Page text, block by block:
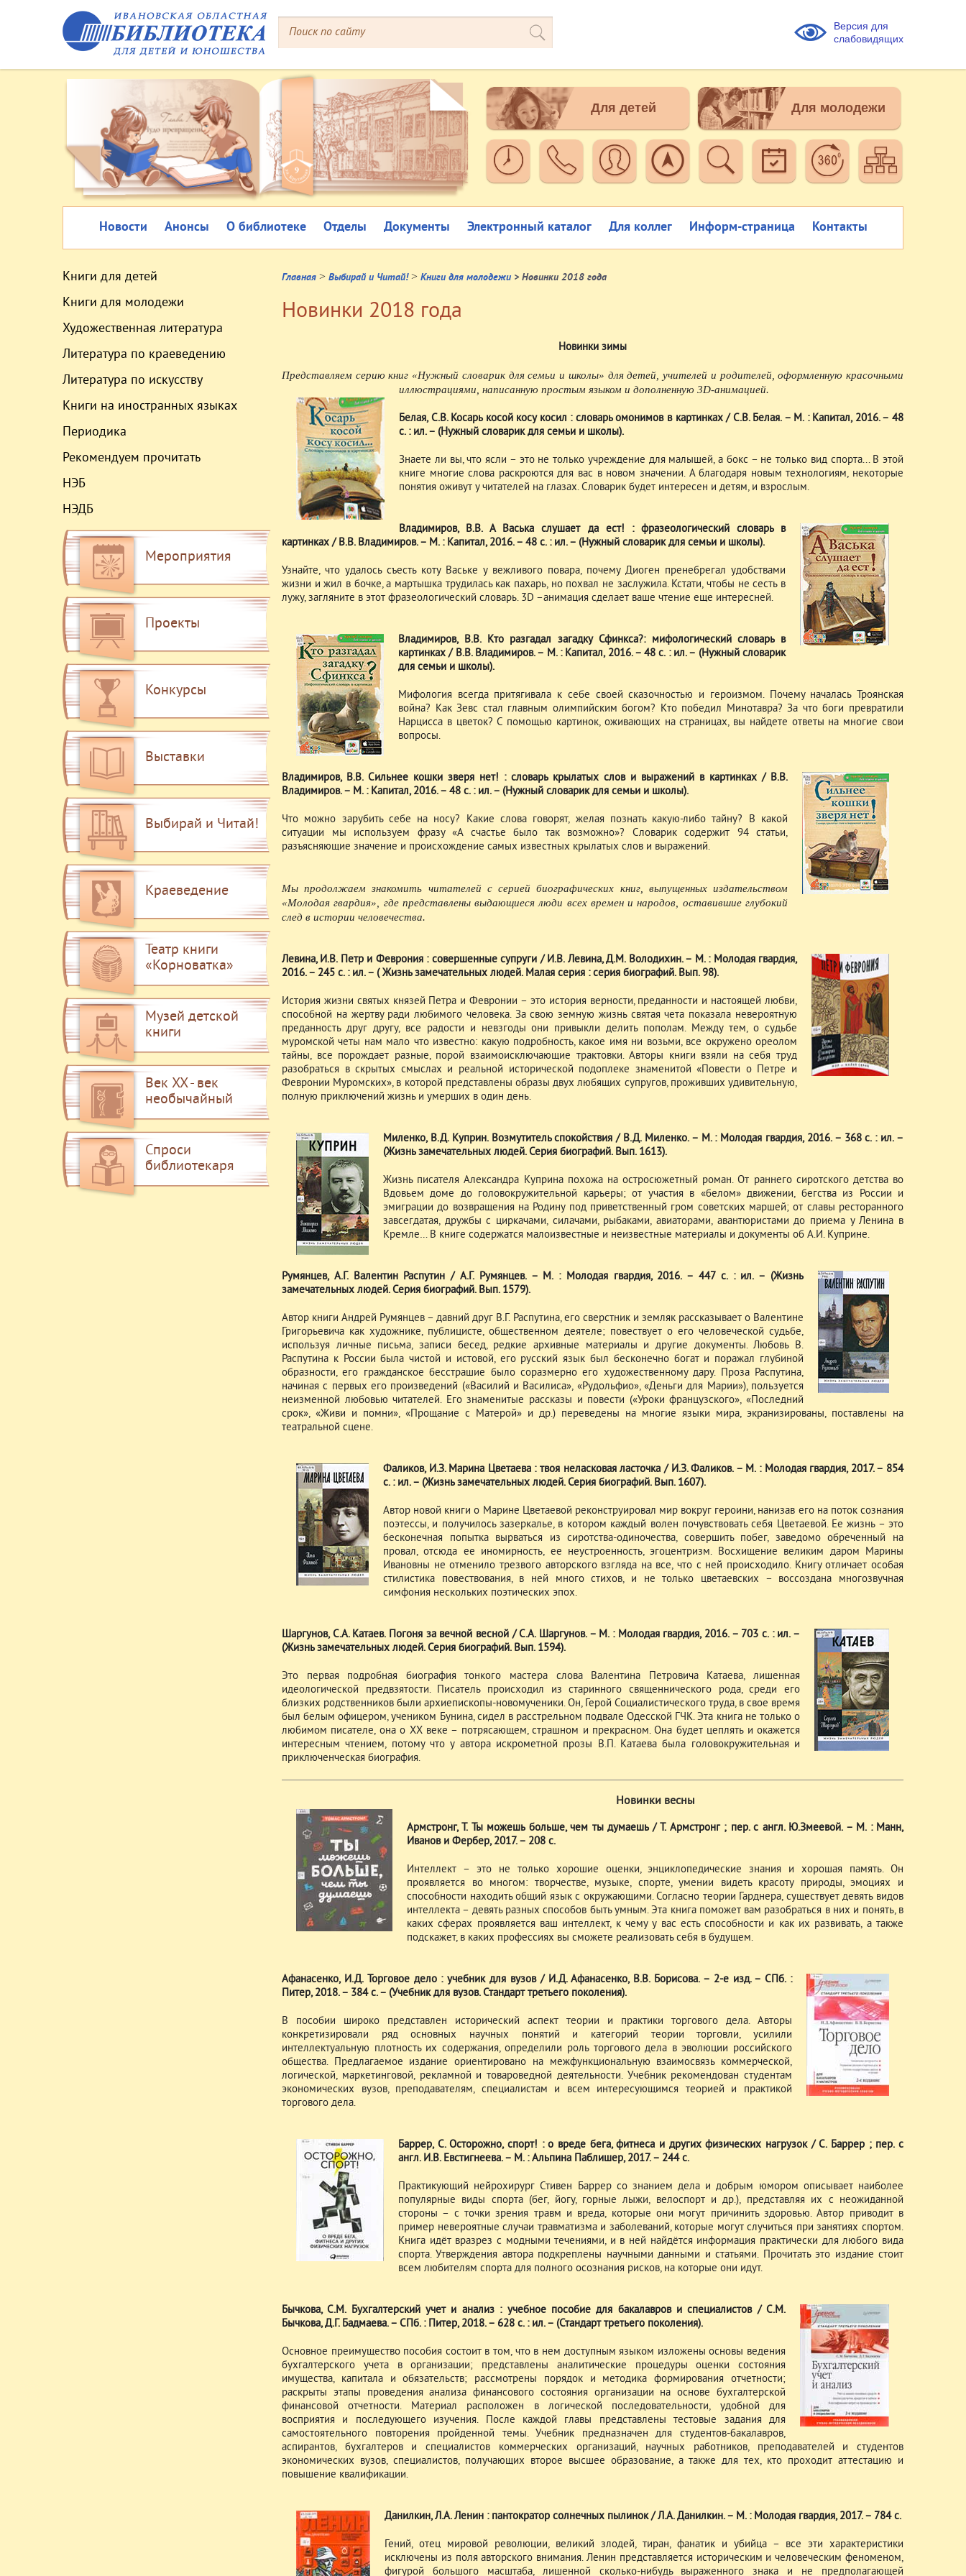
Версия для
слабовидящих
Для детей Для молодежи
Новости Анонсы О библиотеке Отделы Документы Электронный каталог Для коллег Информ-страница Контакты
Книги для детей
Книги для молодежи
Художественная литература
Литература по краеведению
Литература по искусству
Книги на иностранных языках
Периодика
Рекомендуем прочитать
НЭБ
НЭДБ
Мероприятия
Проекты
Конкурсы
Выставки
Выбирай и Читай!
Краеведение
Театр книги
«Корноватка»
Музей детской
книги
Век XX - век
необычайный
Спроси
библиотекаря
Главная > Выбирай и Читай! > Книги для молодежи > Новинки 2018 года
Новинки 2018 года
Новинки зимы
Представляем серию книг «Нужный словарик для семьи и школы» для детей, учителей и родителей, оформленную красочными
иллюстрациями, написанную простым языком и дополненную 3D-анимацией.
Белая, С.В. Косарь косой косу косил : словарь омонимов в картинках / С.В. Белая. – М. : Капитал, 2016. – 48
с. : ил. – (Нужный словарик для семьи и школы).
Знаете ли вы, что ясли – это не только учреждение для малышей, а бокс – не только вид спорта... В этой
книге многие слова раскроются для вас в новом значении. А благодаря новым технологиям, некоторые
понятия оживут у читателей на глазах. Словарик будет интересен и детям, и взрослым.
Владимиров, В.В. А Васька слушает да ест! : фразеологический словарь в
картинках / В.В. Владимиров. – М. : Капитал, 2016. – 48 с. : ил. – (Нужный словарик для семьи и школы).
Узнайте, что удалось съесть коту Ваське у вежливого повара, почему Диоген пренебрегал удобствами
жизни и жил в бочке, а мартышка трудилась как пахарь, но похвал не заслужила. Кстати, чтобы не сесть в
лужу, загляните в этот фразеологический словарь. 3D –анимация сделает ваше чтение еще интересней.
Владимиров, В.В. Кто разгадал загадку Сфинкса?: мифологический словарь в
картинках / В.В. Владимиров. – М. : Капитал, 2016. – 48 с. : ил. – (Нужный словарик
для семьи и школы).
Мифология всегда притягивала к себе своей сказочностью и героизмом. Почему началась Троянская
война? Как Зевс стал главным олимпийским богом? Кто победил Минотавра? За что боги превратили
Нарцисса в цветок? С помощью картинок, оживающих на страницах, вы найдете ответы на многие свои
вопросы.
Владимиров, В.В. Сильнее кошки зверя нет! : словарь крылатых слов и выражений в картинках / В.В.
Владимиров. – М. : Капитал, 2016. – 48 с. : ил. – (Нужный словарик для семьи и школы).
Что можно зарубить себе на носу? Какие слова говорят, желая познать какую-либо тайну? В какой
ситуации мы используем фразу «А счастье было так возможно»? Словарик содержит 94 статьи,
разъясняющие значение и происхождение самых известных крылатых слов и выражений.
Мы продолжаем знакомить читателей с серией биографических книг, выпущенных издательством
«Молодая гвардия», где представлены выдающиеся люди всех времен и народов, оставившие глубокий
след в истории человечества.
Левина, И.В. Петр и Феврония : совершенные супруги / И.В. Левина, Д.М. Володихин. – М. : Молодая гвардия,
2016. – 245 с. : ил. – ( Жизнь замечательных людей. Малая серия : серия биографий. Вып. 98).
История жизни святых князей Петра и Февронии – это история верности, преданности и настоящей любви,
способной на жертву ради любимого человека. За свою земную жизнь святая чета показала невероятную
преданность друг другу, все радости и невзгоды они привыкли делить пополам. Между тем, о судьбе
муромской четы нам мало что известно: какую подробность, какое имя ни возьми, все окружено ореолом
тайны, все порождает разные, порой взаимоисключающие трактовки. Авторы книги взяли на себя труд
разобраться в скрытых смыслах и реальной исторической подоплеке знаменитой «Повести о Петре и
Февронии Муромских», в которой представлены образы двух любящих супругов, проживших удивительную,
полную приключений жизнь и умерших в один день.
Миленко, В.Д. Куприн. Возмутитель спокойствия / В.Д. Миленко. – М. : Молодая гвардия, 2016. – 368 с. : ил. –
(Жизнь замечательных людей. Серия биографий. Вып. 1613).
Жизнь писателя Александра Куприна похожа на остросюжетный роман. От раннего сиротского детства во
Вдовьем доме до головокружительной карьеры; от участия в «белом» движении, бегства из России и
эмиграции до возвращения на Родину под приветственный гром советских маршей; от славы ресторанного
завсегдатая, дружбы с циркачами, силачами, рыбаками, авиаторами, авантюристами до приема у Ленина в
Кремле… В книге содержатся малоизвестные и неизвестные материалы и документы об А.И. Куприне.
Румянцев, А.Г. Валентин Распутин / А.Г. Румянцев. – М. : Молодая гвардия, 2016. – 447 с. : ил. – (Жизнь
замечательных людей. Серия биографий. Вып. 1579).
Автор книги Андрей Румянцев – давний друг В.Г. Распутина, его сверстник и земляк рассказывает о Валентине
Григорьевича как художнике, публицисте, общественном деятеле; повествует о его человеческой судьбе,
используя личные письма, записи бесед, редкие архивные материалы и другие документы. Любовь В.
Распутина к России была чистой и истовой, его русский язык был бесконечно богат и поражал глубиной
образности, его гражданское бесстрашие было соразмерно его художественному дару. Проза Распутина,
начиная с первых его произведений («Василий и Василиса», «Рудольфио», «Деньги для Марии»), пользуется
неизменной любовью читателей. Его знаменитые рассказы и повести («Уроки французского», «Последний
срок», «Живи и помни», «Прощание с Матерой» и др.) переведены на многие языки мира, экранизированы, поставлены на
театральной сцене.
Фаликов, И.З. Марина Цветаева : твоя неласковая ласточка / И.З. Фаликов. – М. : Молодая гвардия, 2017. – 854
с. : ил. – (Жизнь замечательных людей. Серия биографий. Вып. 1607).
Автор новой книги о Марине Цветаевой реконструировал мир вокруг героини, нанизав его на поток сознания
поэтессы, и получилось зазеркалье, в котором каждый волен почувствовать себя Цветаевой. Ее жизнь – это
бесконечная попытка вырваться из сиротства-одиночества, совершить побег, заведомо обреченный на
провал, отсюда ее иномирность, ее неустроенность, эгоцентризм. Восхищение великим даром Марины
Ивановны не отменило трезвого авторского взгляда на все, что с ней происходило. Книгу отличает особая
стилистика повествования, в ней много стихов, и не только цветаевских – воссоздана многозвучная
симфония нескольких поэтических эпох.
Шаргунов, С.А. Катаев. Погоня за вечной весной / С.А. Шаргунов. – М. : Молодая гвардия, 2016. – 703 с. : ил. –
(Жизнь замечательных людей. Серия биографий. Вып. 1594).
Это первая подробная биография тонкого мастера слова Валентина Петровича Катаева, лишенная
идеологической предвзятости. Писатель происходил из старинного священнического рода, среди его
близких родственников были архиепископы-новомученики. Он, Герой Социалистического труда, в свое время
был белым офицером, учеником Бунина, сидел в расстрельном подвале Одесской ГЧК. Эта книга не только о
любимом писателе, она о XX веке – потрясающем, страшном и прекрасном. Она будет цеплять и окажется
интересным чтением, потому что у автора искрометной прозы В.П. Катаева была головокружительная и
приключенческая биография.
Новинки весны
Армстронг, Т. Ты можешь больше, чем ты думаешь / Т. Армстронг ; пер. с англ. Ю.Змеевой. – М. : Манн,
Иванов и Фербер, 2017. – 208 с.
Интеллект – это не только хорошие оценки, энциклопедические знания и хорошая память. Он
проявляется во многом: творчестве, музыке, спорте, умении видеть красоту природы, эмоциях и
способности находить общий язык с окружающими. Согласно теории Гарднера, существует девять видов
интеллекта – девять разных способов быть умным. Эта книга поможет вам разобраться в них и понять, в
каких сферах проявляется ваш интеллект, к чему у вас есть способности и как их развивать, а также
подскажет, в каких профессиях вы сможете реализовать себя в будущем.
Афанасенко, И.Д. Торговое дело : учебник для вузов / И.Д. Афанасенко, В.В. Борисова. – 2-е изд. – СПб. :
Питер, 2018. – 384 с. – (Учебник для вузов. Стандарт третьего поколения).
В пособии широко представлен исторический аспект теории и практики торгового дела. Авторы
конкретизировали ряд основных научных понятий и категорий теории торговли, усилили
интеллектуальную плотность их содержания, определили роль торгового дела в эволюции российского
общества. Предлагаемое издание ориентировано на межфункциональную взаимосвязь коммерческой,
логической, маркетинговой, рекламной и товароведной деятельности. Учебник рекомендован студентам
экономических вузов, преподавателям, специалистам и всем интересующимся теорией и практикой
торгового дела.
Баррер, С. Осторожно, спорт! : о вреде бега, фитнеса и других физических нагрузок / С. Баррер ; пер. с
англ. И.В. Евстигнеева. – М. : Альпина Паблишер, 2017. – 244 с.
Практикующий нейрохирург Стивен Баррер со знанием дела и добрым юмором описывает наиболее
популярные виды спорта (бег, йогу, горные лыжи, велоспорт и др.), представляя их с неожиданной
стороны – с точки зрения травм и вреда, которые они могут причинить здоровью. Автор приводит в
пример невероятные случаи травматизма и заболеваний, которые могут случиться при занятиях спортом.
Книга идёт вразрез с модными течениями, и в ней найдётся информация практически для любого вида
спорта. Утверждения автора подкреплены научными данными и статьями. Прочитать это издание стоит
всем любителям спорта для полного осознания рисков, на которые они идут.
Бычкова, С.М. Бухгалтерский учет и анализ : учебное пособие для бакалавров и специалистов / С.М.
Бычкова, Д.Г. Бадмаева. – СПб. : Питер, 2018. – 628 с. : ил. – (Стандарт третьего поколения).
Основное преимущество пособия состоит в том, что в нем доступным языком изложены основы ведения
бухгалтерского учета в организации; представлены аналитические процедуры оценки состояния
имущества, капитала и обязательств; рассмотрены порядок и методика формирования отчетности;
раскрыты этапы проведения анализа финансового состояния организации на основе бухгалтерской
финансовой отчетности. Материал расположен в логической последовательности, удобной для
восприятия и последующего изучения. После каждой главы представлены тестовые задания для
самостоятельного повторения пройденной темы. Учебник предназначен для студентов-бакалавров,
аспирантов, бухгалтеров и специалистов коммерческих организаций, научных работников, преподавателей и студентов
экономических вузов, специалистов, получающих второе высшее образование, а также для тех, кто проходит аттестацию и
повышение квалификации.
Данилкин, Л.А. Ленин : пантократор солнечных пылинок / Л.А. Данилкин. – М. : Молодая гвардия, 2017. – 784 с.
Гений, отец мировой революции, великий злодей, тиран, фанатик и убийца – все эти характеристики
исключены из поля авторского внимания. Ленин представляется историческим и человеческим феноменом,
фигурой большого масштаба, лишенной сколько-нибудь выраженного знака и не предполагающей